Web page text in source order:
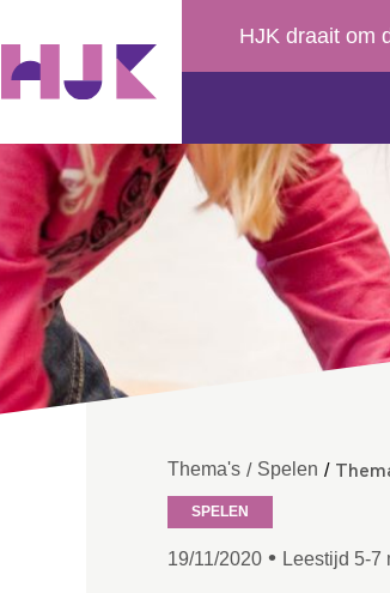
HJK draait om
Thema's / Spelen /
SPELEN
19/11/2020 • Leestijd 5-7